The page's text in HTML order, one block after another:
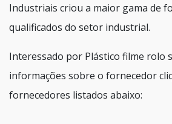
Industriais criou a maior gama de
qualificados do setor industrial.
Interessado por Plástico filme rolo
informações sobre o fornecedor
fornecedores listados abaixo: